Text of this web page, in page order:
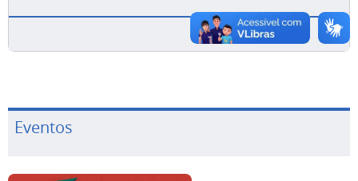
Eventos